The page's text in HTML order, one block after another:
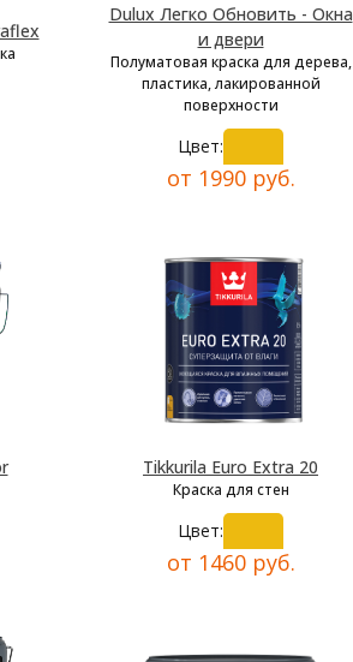
Dulux Легко Обновить - Окна
и двери
Полуматовая краска для дерева,
пластика, лакированной
поверхности
Цвет:
от 1990 руб.
Tikkurila Euro Extra 20
Краска для стен
Цвет:
от 1460 руб.